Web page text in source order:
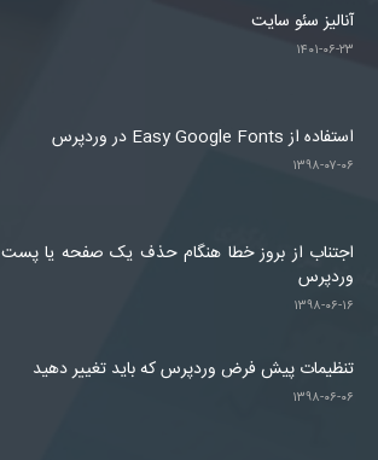
آنالیز سئو سایت
۱۴۰۱-۰۶-۲۳
استفاده از Easy Google Fonts در وردپرس
۱۳۹۸-۰۷-۰۶
اجتناب از بروز خطا هنگام حذف یک صفحه یا پست
وردپرس
۱۳۹۸-۰۶-۱۶
تنظیمات پیش فرض وردپرس که باید تغییر دهید
۱۳۹۸-۰۶-۰۶